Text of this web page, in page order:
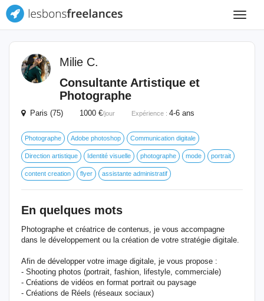
Toggle
Milie C.
Consultante Artistique et
Photographe
Paris (75) 1000 €/jour Expérience : 4-6 ans
Photographe Adobe photoshop Communication digitale
Direction artistique Identité visuelle photographe mode portrait
content creation flyer assistante administratif
En quelques mots
Photographe et créatrice de contenus, je vous accompagne
dans le développement ou la création de votre stratégie digitale.
Afin de développer votre image digitale, je vous propose :
- Shooting photos (portrait, fashion, lifestyle, commerciale)
- Créations de vidéos en format portrait ou paysage
- Créations de Réels (réseaux sociaux)